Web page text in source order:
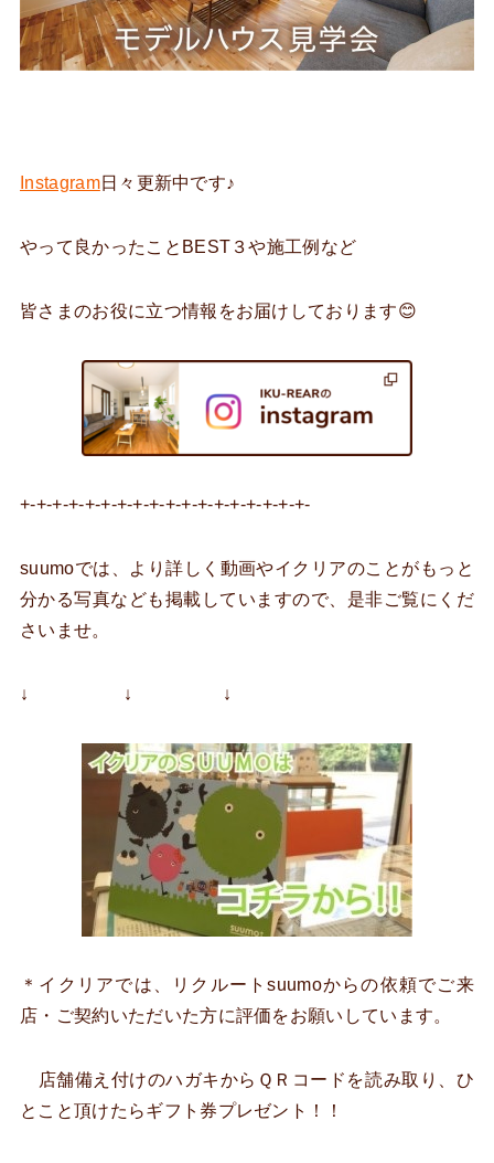
Instagram日々更新中です♪
やって良かったことBEST３や施工例など
皆さまのお役に立つ情報をお届けしております😊
+-+-+-+-+-+-+-+-+-+-+-+-+-+-+-+-+-+-
suumoでは、より詳しく動画やイクリアのことがもっと
分かる写真なども掲載していますので、是非ご覧にくだ
さいませ。
↓ ↓ ↓
＊イクリアでは、リクルートsuumoからの依頼でご来
店・ご契約いただいた方に評価をお願いしています。
店舗備え付けのハガキからＱＲコードを読み取り、ひ
とこと頂けたらギフト券プレゼント！！